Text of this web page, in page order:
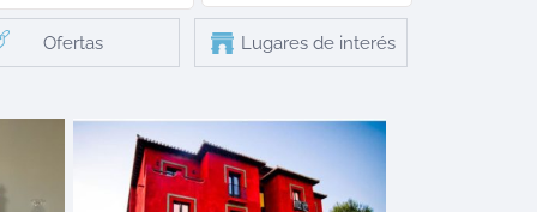
Ofertas Lugares de interés